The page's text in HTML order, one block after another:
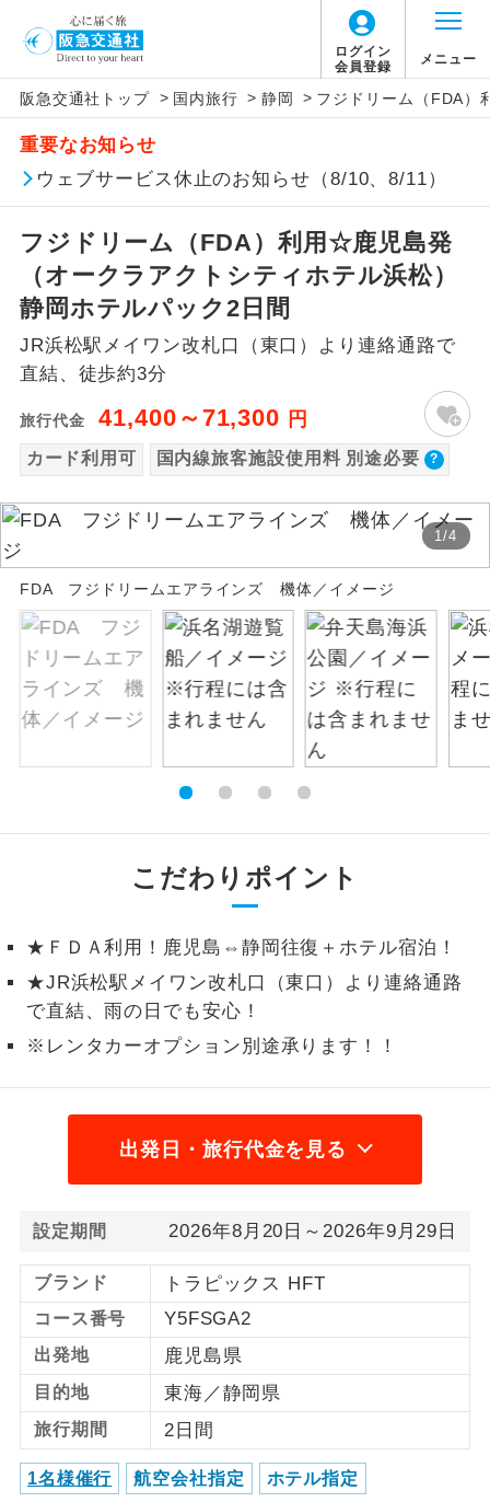
ログイン
会員登録
メニュー
阪急交通社トップ > 国内旅行 > 静岡 > フジドリーム（FDA）
重要なお知らせ
ウェブサービス休止のお知らせ（8/10、8/11）
フジドリーム（FDA）利用☆鹿児島発
（オークラアクトシティホテル浜松）
静岡ホテルパック2日間
JR浜松駅メイワン改札口（東口）より連絡通路で
直結、徒歩約3分
旅行代金 41,400～71,300 円
カード利用可 国内線旅客施設使用料 別途必要
1/4
FDA フジドリームエアラインズ 機体／イメージ
こだわりポイント
★ＦＤＡ利用！鹿児島⇔静岡往復＋ホテル宿泊！
★JR浜松駅メイワン改札口（東口）より連絡通路
で直結、雨の日でも安心！
※レンタカーオプション別途承ります！！
出発日・旅行代金を見る
設定期間 2026年8月20日～2026年9月29日
ブランド トラピックス HFT
コース番号 Y5FSGA2
出発地 鹿児島県
目的地 東海／静岡県
旅行期間 2日間
1名様催行 航空会社指定 ホテル指定
【国内旅客施設使用料について】
旅行代金に国内旅客施設使用料は含まれてお
りません。別途お支払いが必要となります。
富士山静岡往復：大人280円、子供140円
アイコン 説明
添乗員同行
往路出発空港（駅）から復路到着空港
（駅）まで同行します。
現地添乗員同
現地到着空港（駅）から最終日出発空港
（駅）まで添乗員が同行します。
バスガイド乗
務
バスガイドが乗務し、車内での観光案内
があります。
世界遺産
ユネスコに登録されている文化遺産や自
然遺産を訪ねるコースです。
絶景 絶景スポットに立ち寄るコースです。
温泉 温泉地にも宿泊するコースです。
露天風呂
ご宿泊ホテルに露天風呂が付いていま
す。
大浴場 ご宿泊ホテルに大浴場が付いています。
事の心配はいりません。（機内食を除
お部屋にてゆっくりとお召し上がりいた
だけます。
トラベルイヤ
ホン
周りの音を気にせず、ガイドさんの説明
1名様催行
1名様から出発可能な個人型プランで
す。
2名様催行
2名様から出発可能な個人型プランで
おひとり様参
おひとり様限定でご参加いただけるコー
スです。
1名様1室同代
1名様1室利用でも追加料金がかからない
ご夫婦限定
ご夫婦限定でご参加いただけるコースで
女性限定
女性限定でご参加いただけるコースで
す。
年齢制限あり
ご参加にあたり年齢に制限があるコース
です。